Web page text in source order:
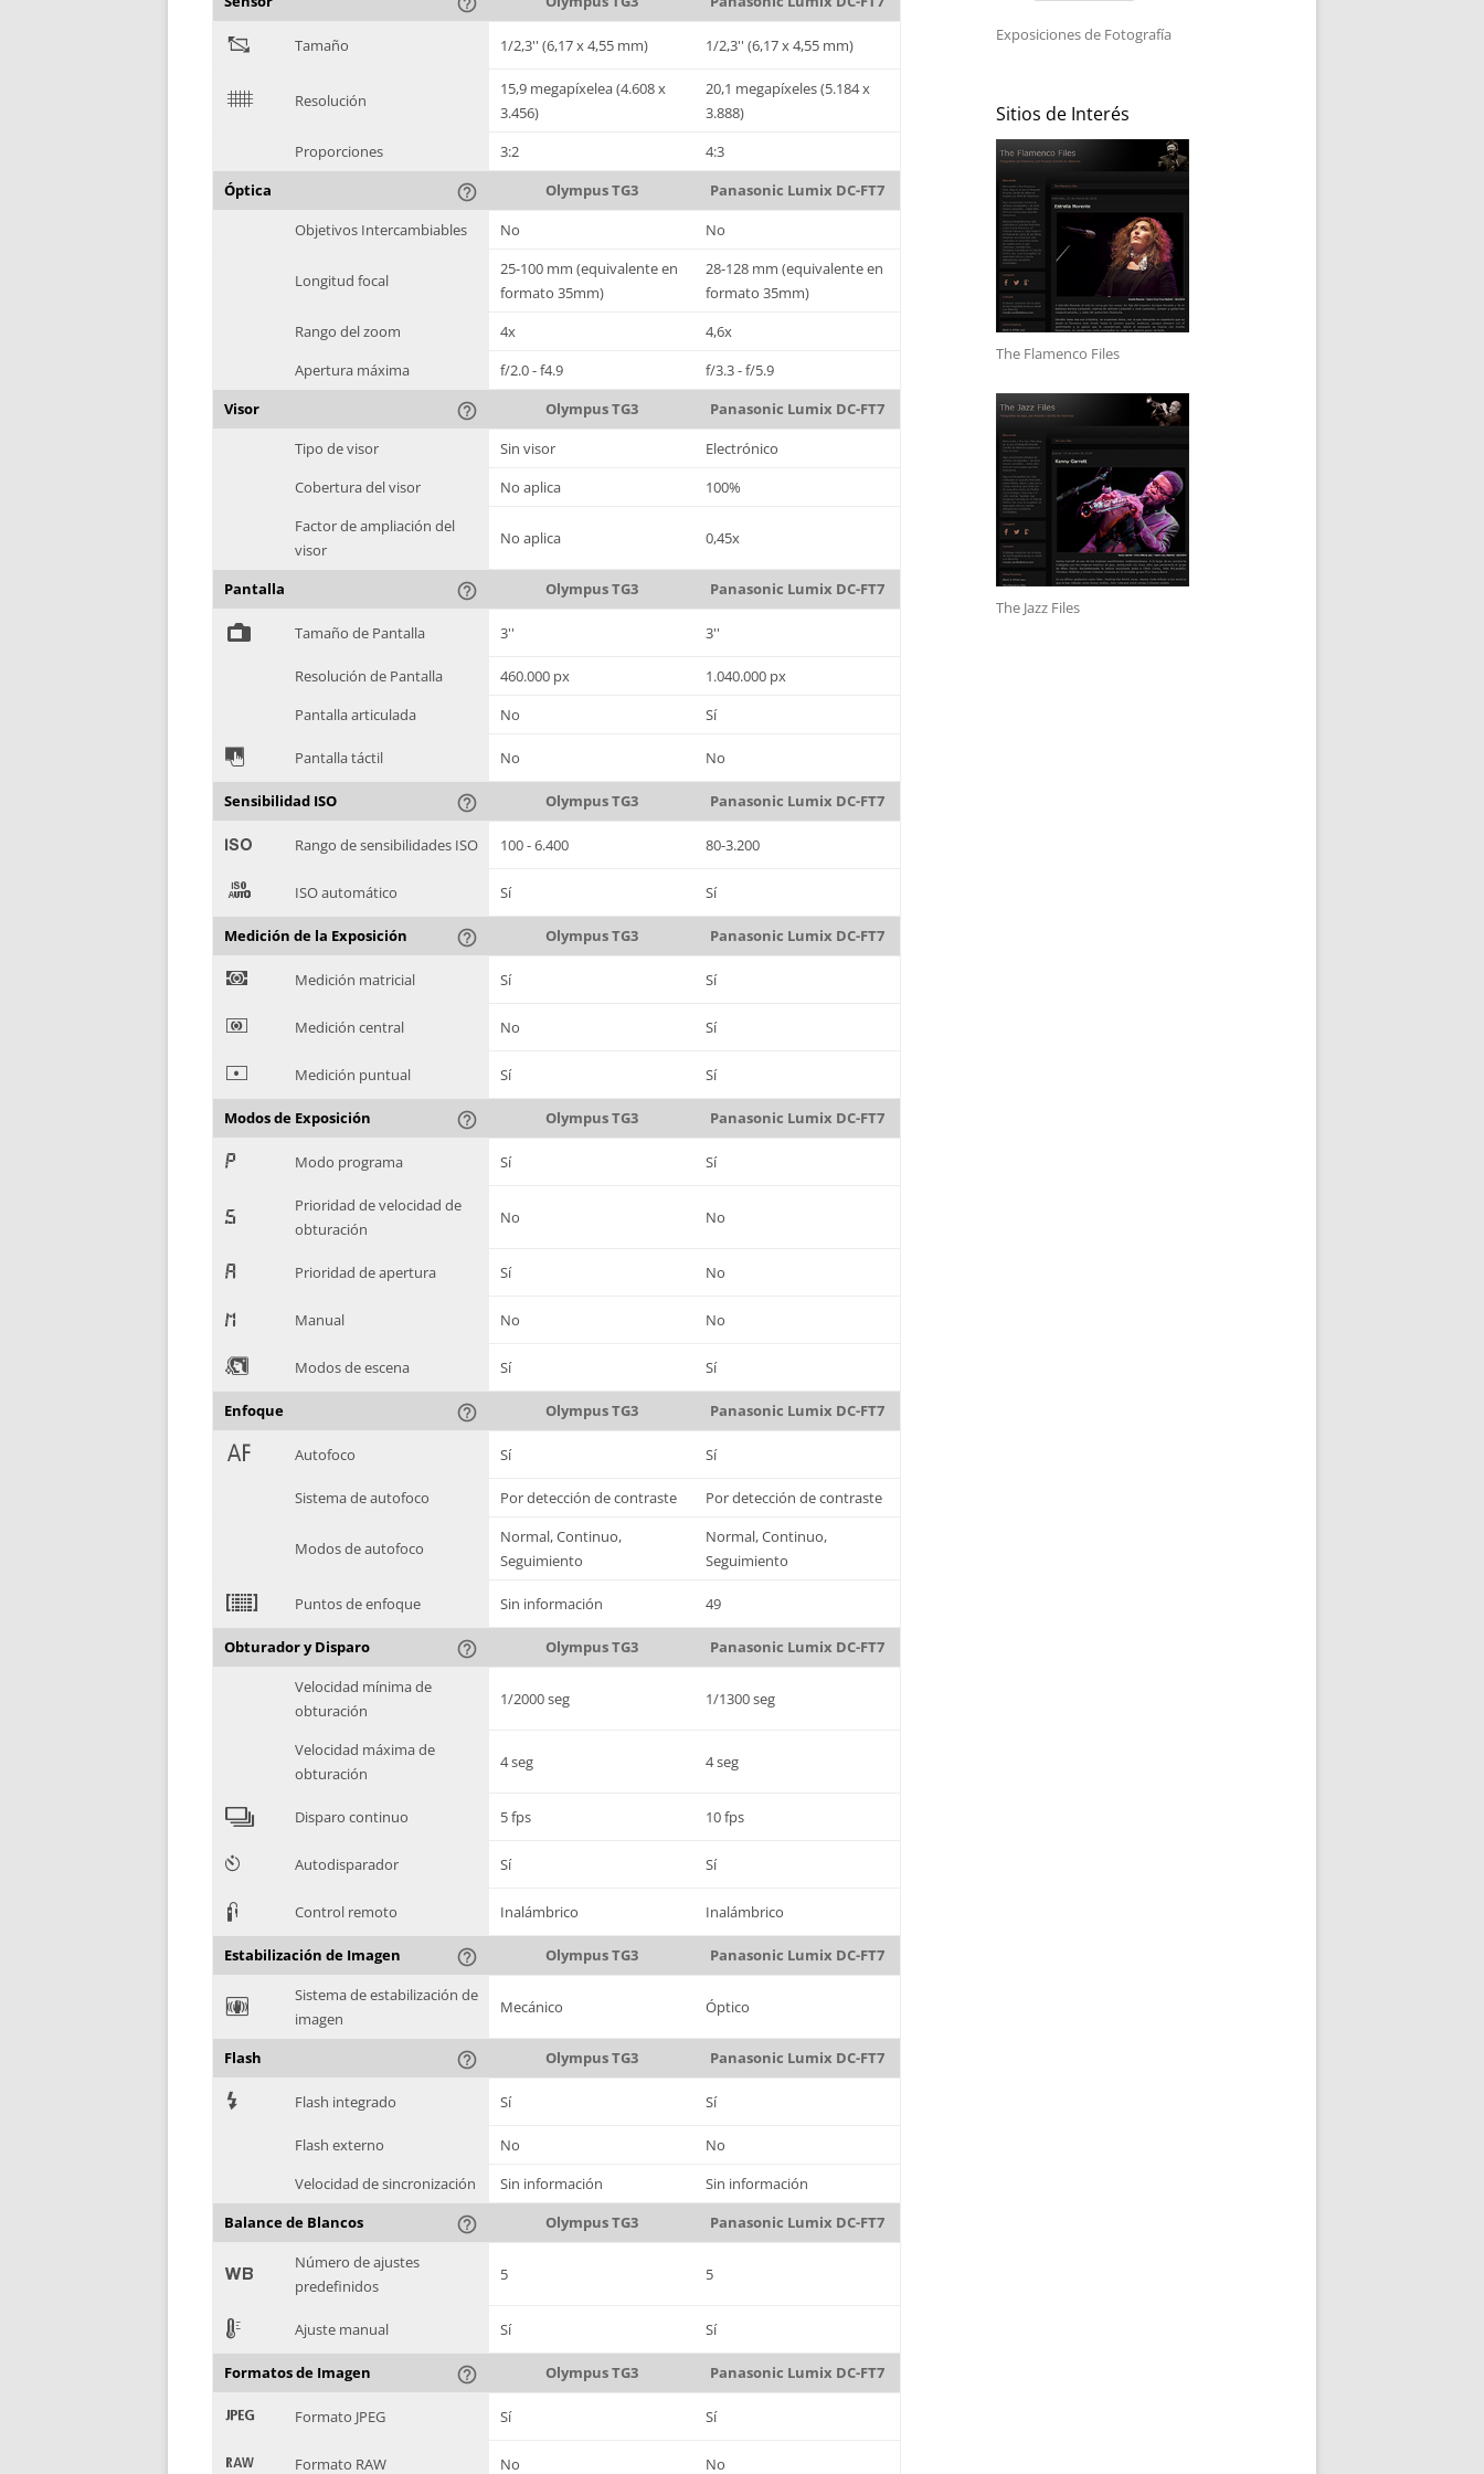
" Tamaño 1/2,3'' (6,17 x 4,55 mm) 1/2,3'' (6,17 x 4,55 mm)
$ Resolución
15,9 megapíxelea (4.608 x
3.456)
20,1 megapíxeles (5.184 x
3.888)
Proporciones
3:2
4:3
Óptica
help_outline Olympus TG3
Panasonic Lumix DC-FT7
Objetivos Intercambiables
No No
Longitud focal
25-100 mm (equivalente en
formato 35mm)
28-128 mm (equivalente en
formato 35mm)
Rango del zoom
4x
4,6x
Apertura máxima
f/2.0 - f4.9
f/3.3 - f/5.9
Visor
help_outline Olympus TG3
Panasonic Lumix DC-FT7
Tipo de visor
Sin visor
Electrónico
Cobertura del visor
No aplica
100%
Factor de ampliación del
visor
No aplica 0,45x
Pantalla help_outline Olympus TG3 Panasonic Lumix DC-FT7
% Tamaño de Pantalla 3'' 3''
Resolución de Pantalla 460.000 px
1.040.000 px
Pantalla articulada
No Sí
& Pantalla táctil No No
Sensibilidad ISO help_outline Olympus TG3 Panasonic Lumix DC-FT7
' Rango de sensibilidades ISO 100 - 6.400 80-3.200
( ISO automático Sí Sí
Medición de la Exposición help_outline Olympus TG3 Panasonic Lumix DC-FT7
) Medición matricial Sí Sí
* Medición central No Sí
+ Medición puntual Sí Sí
Modos de Exposición help_outline Olympus TG3 Panasonic Lumix DC-FT7
, Modo programa Sí Sí
-
Prioridad de velocidad de
obturación
No No
. Prioridad de apertura Sí No
/ Manual No No
0 Modos de escena Sí Sí
Enfoque help_outline Olympus TG3 Panasonic Lumix DC-FT7
1 Autofoco Sí Sí
Sistema de autofoco Por detección de contraste Por detección de contraste
Modos de autofoco
Normal, Continuo,
Seguimiento
Normal, Continuo,
Seguimiento
2 Puntos de enfoque Sin información 49
Obturador y Disparo help_outline Olympus TG3
Panasonic Lumix DC-FT7
Velocidad mínima de
obturación
1/2000 seg 1/1300 seg
Velocidad máxima de
obturación
4 seg 4 seg
4 Disparo continuo 5 fps 10 fps
6 Autodisparador Sí Sí
3 Control remoto Inalámbrico Inalámbrico
Estabilización de Imagen help_outline Olympus TG3 Panasonic Lumix DC-FT7
F
Sistema de estabilización de
imagen
Mecánico Óptico
Flash help_outline Olympus TG3 Panasonic Lumix DC-FT7
7 Flash integrado Sí Sí
Flash externo No
No
Velocidad de sincronización
Sin información
Sin información
Balance de Blancos
help_outline Olympus TG3 Panasonic Lumix DC-FT7
9
Número de ajustes
predefinidos
5 5
E Ajuste manual Sí Sí
Formatos de Imagen help_outline Olympus TG3 Panasonic Lumix DC-FT7
: Formato JPEG Sí Sí
; Formato RAW No No
Exposiciones de Fotografía
Sitios de Interés
The Flamenco Files
The Jazz Files